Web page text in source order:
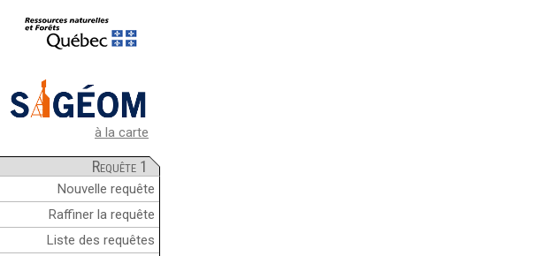
à la carte
Requête 1
Nouvelle requête
Raffiner la requête
Liste des requêtes